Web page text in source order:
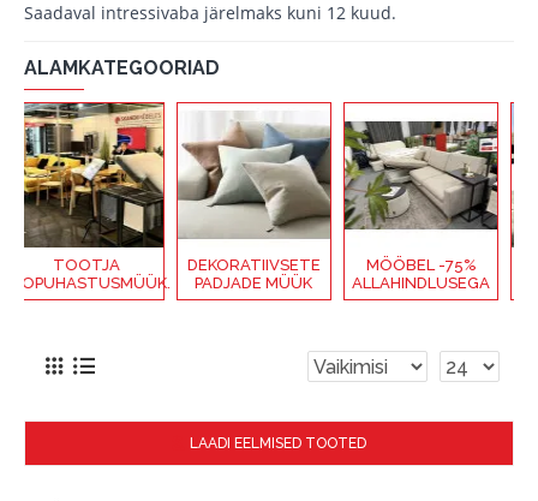
Saadaval intressivaba järelmaks kuni 12 kuud.
ALAMKATEGOORIAD
TOOTJA
DEKORATIIVSETE
PADJADE MÜÜK
MÖÖBEL -75%
ALLAHINDLUSEGA
LAADI EELMISED TOOTED